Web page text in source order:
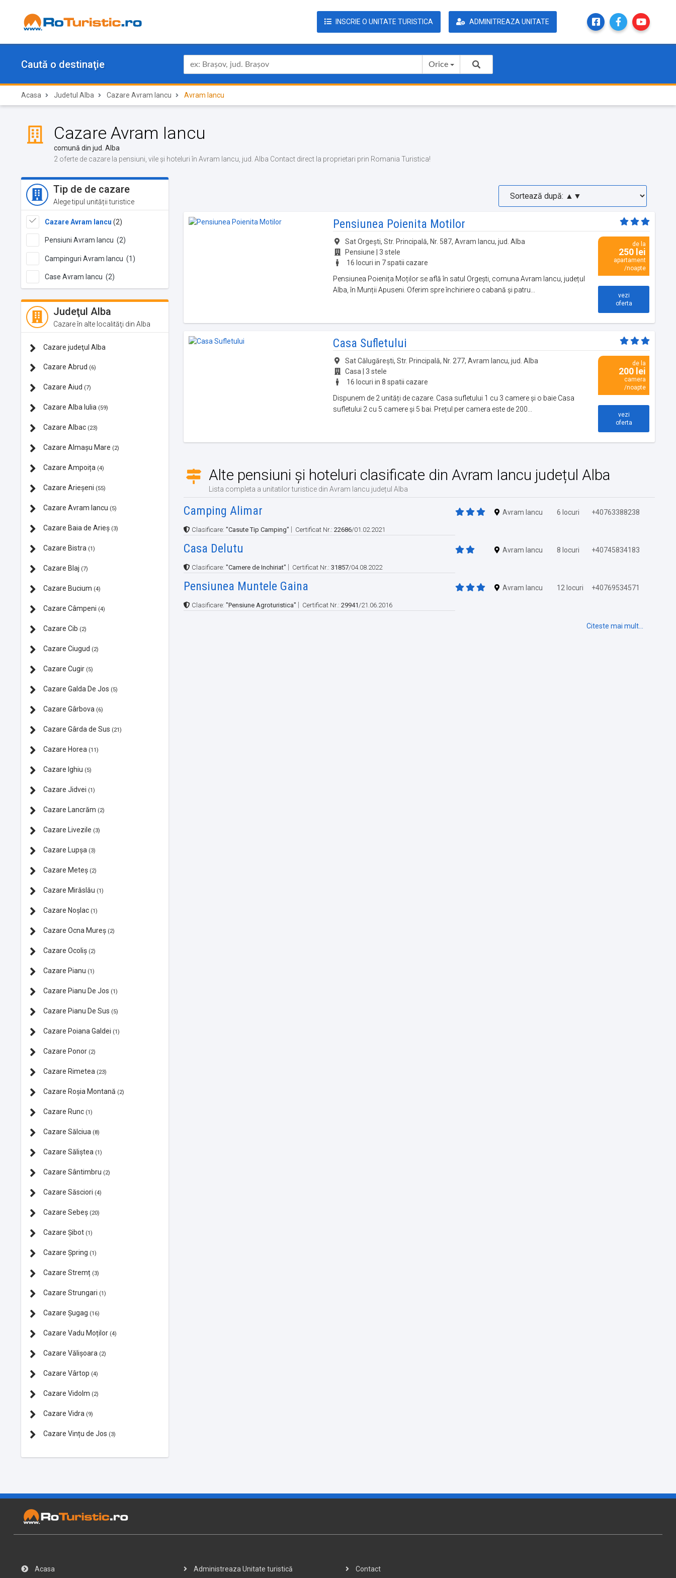
INSCRIE O UNITATE TURISTICA ADMINITREAZA UNITATE
Caută o destinaţie Orice
Acasa Judetul Alba Cazare Avram Iancu Avram Iancu
Cazare Avram Iancu
comună din jud. Alba
2 oferte de cazare la pensiuni, vile și hoteluri în Avram Iancu, jud. Alba Contact direct la proprietari prin Romania Turistica!
Tip de de cazare
Alege tipul unității turistice
Cazare Avram Iancu (2)
Pensiuni Avram Iancu (2)
Campinguri Avram Iancu (1)
Case Avram Iancu (2)
Judeţul Alba
Cazare în alte localităţi din Alba
Cazare judeţul Alba
Cazare Abrud (6)
Cazare Aiud (7)
Cazare Alba Iulia (59)
Cazare Albac (23)
Cazare Almașu Mare (2)
Cazare Ampoița (4)
Cazare Arieșeni (55)
Cazare Avram Iancu (5)
Cazare Baia de Arieș (3)
Cazare Bistra (1)
Cazare Blaj (7)
Cazare Bucium (4)
Cazare Câmpeni (4)
Cazare Cib (2)
Cazare Ciugud (2)
Cazare Cugir (5)
Cazare Galda De Jos (5)
Cazare Gârbova (6)
Cazare Gârda de Sus (21)
Cazare Horea (11)
Cazare Ighiu (5)
Cazare Jidvei (1)
Cazare Lancrăm (2)
Cazare Livezile (3)
Cazare Lupșa (3)
Cazare Meteș (2)
Cazare Mirăslău (1)
Cazare Noșlac (1)
Cazare Ocna Mureș (2)
Cazare Ocoliș (2)
Cazare Pianu (1)
Cazare Pianu De Jos (1)
Cazare Pianu De Sus (5)
Cazare Poiana Galdei (1)
Cazare Ponor (2)
Cazare Rimetea (23)
Cazare Roșia Montană (2)
Cazare Runc (1)
Cazare Sălciua (8)
Cazare Săliștea (1)
Cazare Sântimbru (2)
Cazare Săsciori (4)
Cazare Sebeș (20)
Cazare Şibot (1)
Cazare Şpring (1)
Cazare Stremț (3)
Cazare Strungari (1)
Cazare Şugag (16)
Cazare Vadu Moților (4)
Cazare Vălișoara (2)
Cazare Vârtop (4)
Cazare Vidolm (2)
Cazare Vidra (9)
Cazare Vințu de Jos (3)
Pensiunea Poienita Motilor
Sat Orgești, Str. Principală, Nr. 587, Avram Iancu, jud. Alba
Pensiune | 3 stele
16 locuri in 7 spatii cazare
Pensiunea Poienița Moților se află în satul Orgești, comuna Avram Iancu, județul
Alba, în Munții Apuseni. Oferim spre închiriere o cabană și patru...
de la
250 lei
apartament
/noapte
vezi
oferta
Casa Sufletului
Sat Călugărești, Str. Principală, Nr. 277, Avram Iancu, jud. Alba
Casa | 3 stele
16 locuri in 8 spatii cazare
Dispunem de 2 unități de cazare. Casa sufletului 1 cu 3 camere și o baie Casa
sufletului 2 cu 5 camere și 5 bai. Prețul per camera este de 200...
de la
200 lei
camera
/noapte
vezi
oferta
Alte pensiuni și hoteluri clasificate din Avram Iancu județul Alba
Lista completa a unitatilor turistice din Avram Iancu județul Alba
Camping Alimar Avram Iancu 6 locuri +40763388238
Clasificare: "Casute Tip Camping" Certificat Nr.: 22686/01.02.2021
Casa Delutu Avram Iancu 8 locuri +40745834183
Clasificare: "Camere de Inchiriat" Certificat Nr.: 31857/04.08.2022
Pensiunea Muntele Gaina Avram Iancu 12 locuri +40769534571
Clasificare: "Pensiune Agroturistica" Certificat Nr.: 29941/21.06.2016
Citeste mai mult...
Acasa Administreaza Unitate turistică Contact